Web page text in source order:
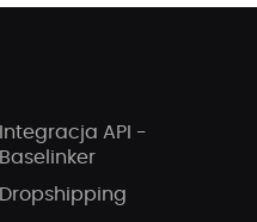
Integracja API -
Baselinker
Dropshipping